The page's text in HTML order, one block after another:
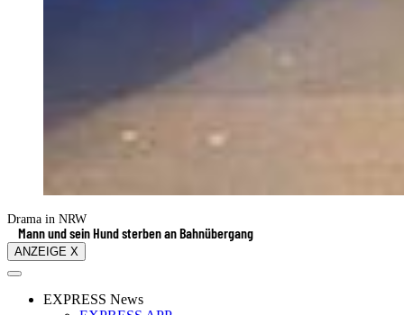
Drama in NRW
Mann und sein Hund sterben an Bahnübergang
ANZEIGE X
EXPRESS News